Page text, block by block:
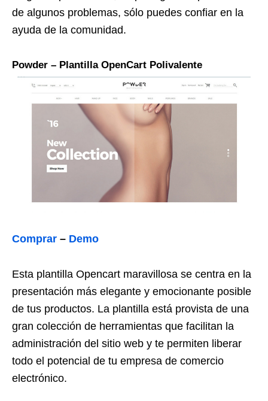
de algunos problemas, sólo puedes confiar en la
ayuda de la comunidad.
Powder – Plantilla OpenCart Polivalente
Comprar – Demo
Esta plantilla Opencart maravillosa se centra en la
presentación más elegante y emocionante posible
de tus productos. La plantilla está provista de una
gran colección de herramientas que facilitan la
administración del sitio web y te permiten liberar
todo el potencial de tu empresa de comercio
electrónico.